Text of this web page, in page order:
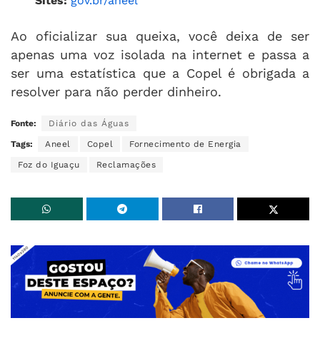
Ao oficializar sua queixa, você deixa de ser
apenas uma voz isolada na internet e passa a
ser uma estatística que a Copel é obrigada a
resolver para não perder dinheiro.
Fonte: Diário das Águas
Tags: Aneel Copel Fornecimento de Energia
Foz do Iguaçu Reclamações